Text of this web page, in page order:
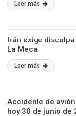
Leer más
Irán exige
La Meca
Leer más
Accidente de
hoy 30 de junio de